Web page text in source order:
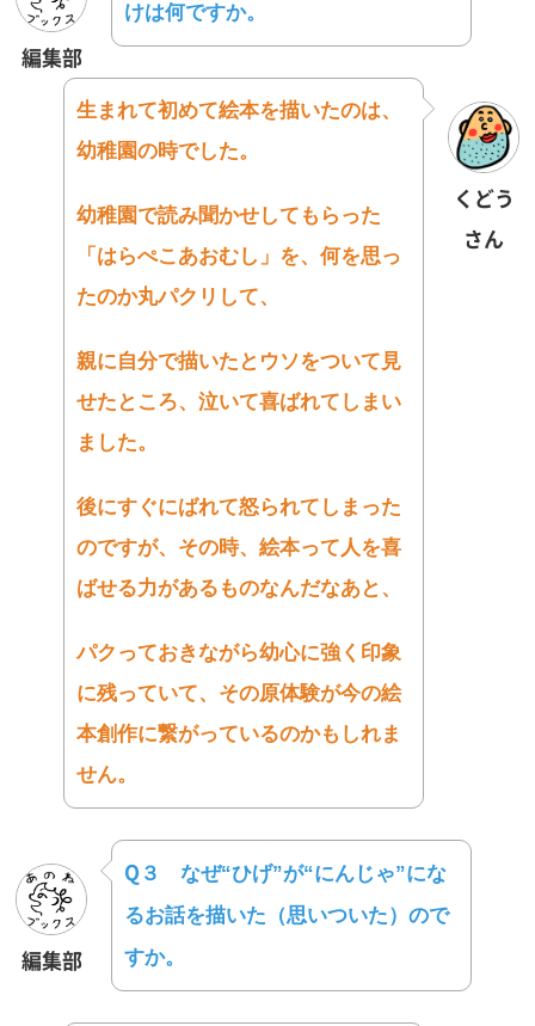
編集部
けは何ですか。
くどう
さん
生まれて初めて絵本を描いたのは、
幼稚園の時でした。
幼稚園で読み聞かせしてもらった
「はらぺこあおむし」を、 何を思っ
たのか丸パクリして、
親に自分で描いたとウソをついて見
せたところ、 泣いて喜ばれてしまい
ました。
後にすぐにばれて怒られてしまった
のですが、 その時、絵本って人を喜
ばせる力があるものなんだなあと、
パクっておきながら幼心に強く印象
に残っていて、 その原体験が今の絵
本創作に繋がっているのかもしれま
せん。
編集部
Q３ なぜ“ひげ”が“にんじゃ”にな
るお話を描いた（思いついた） ので
すか。